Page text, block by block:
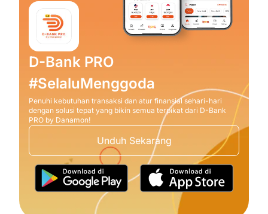
D-Bank PRO
#SelaluMenggoda
Penuhi kebutuhan transaksi dan atur finansial sehari-hari
dengan solusi tepat yang bikin semua terpikat dari D-Bank
PRO by Danamon!
Unduh Sekarang